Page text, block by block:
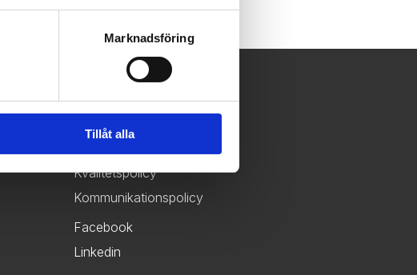
Marknadsföring
Tillåt alla
Kvalitetspolicy
Kommunikationspolicy
Facebook
Linkedin